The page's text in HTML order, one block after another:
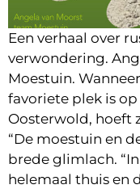
Een verhaal over
verwondering.
Moestuin.
favoriete plek is
Oosterwold, hoeft
“De moestuin en
brede glimlach.
helemaal thuis en